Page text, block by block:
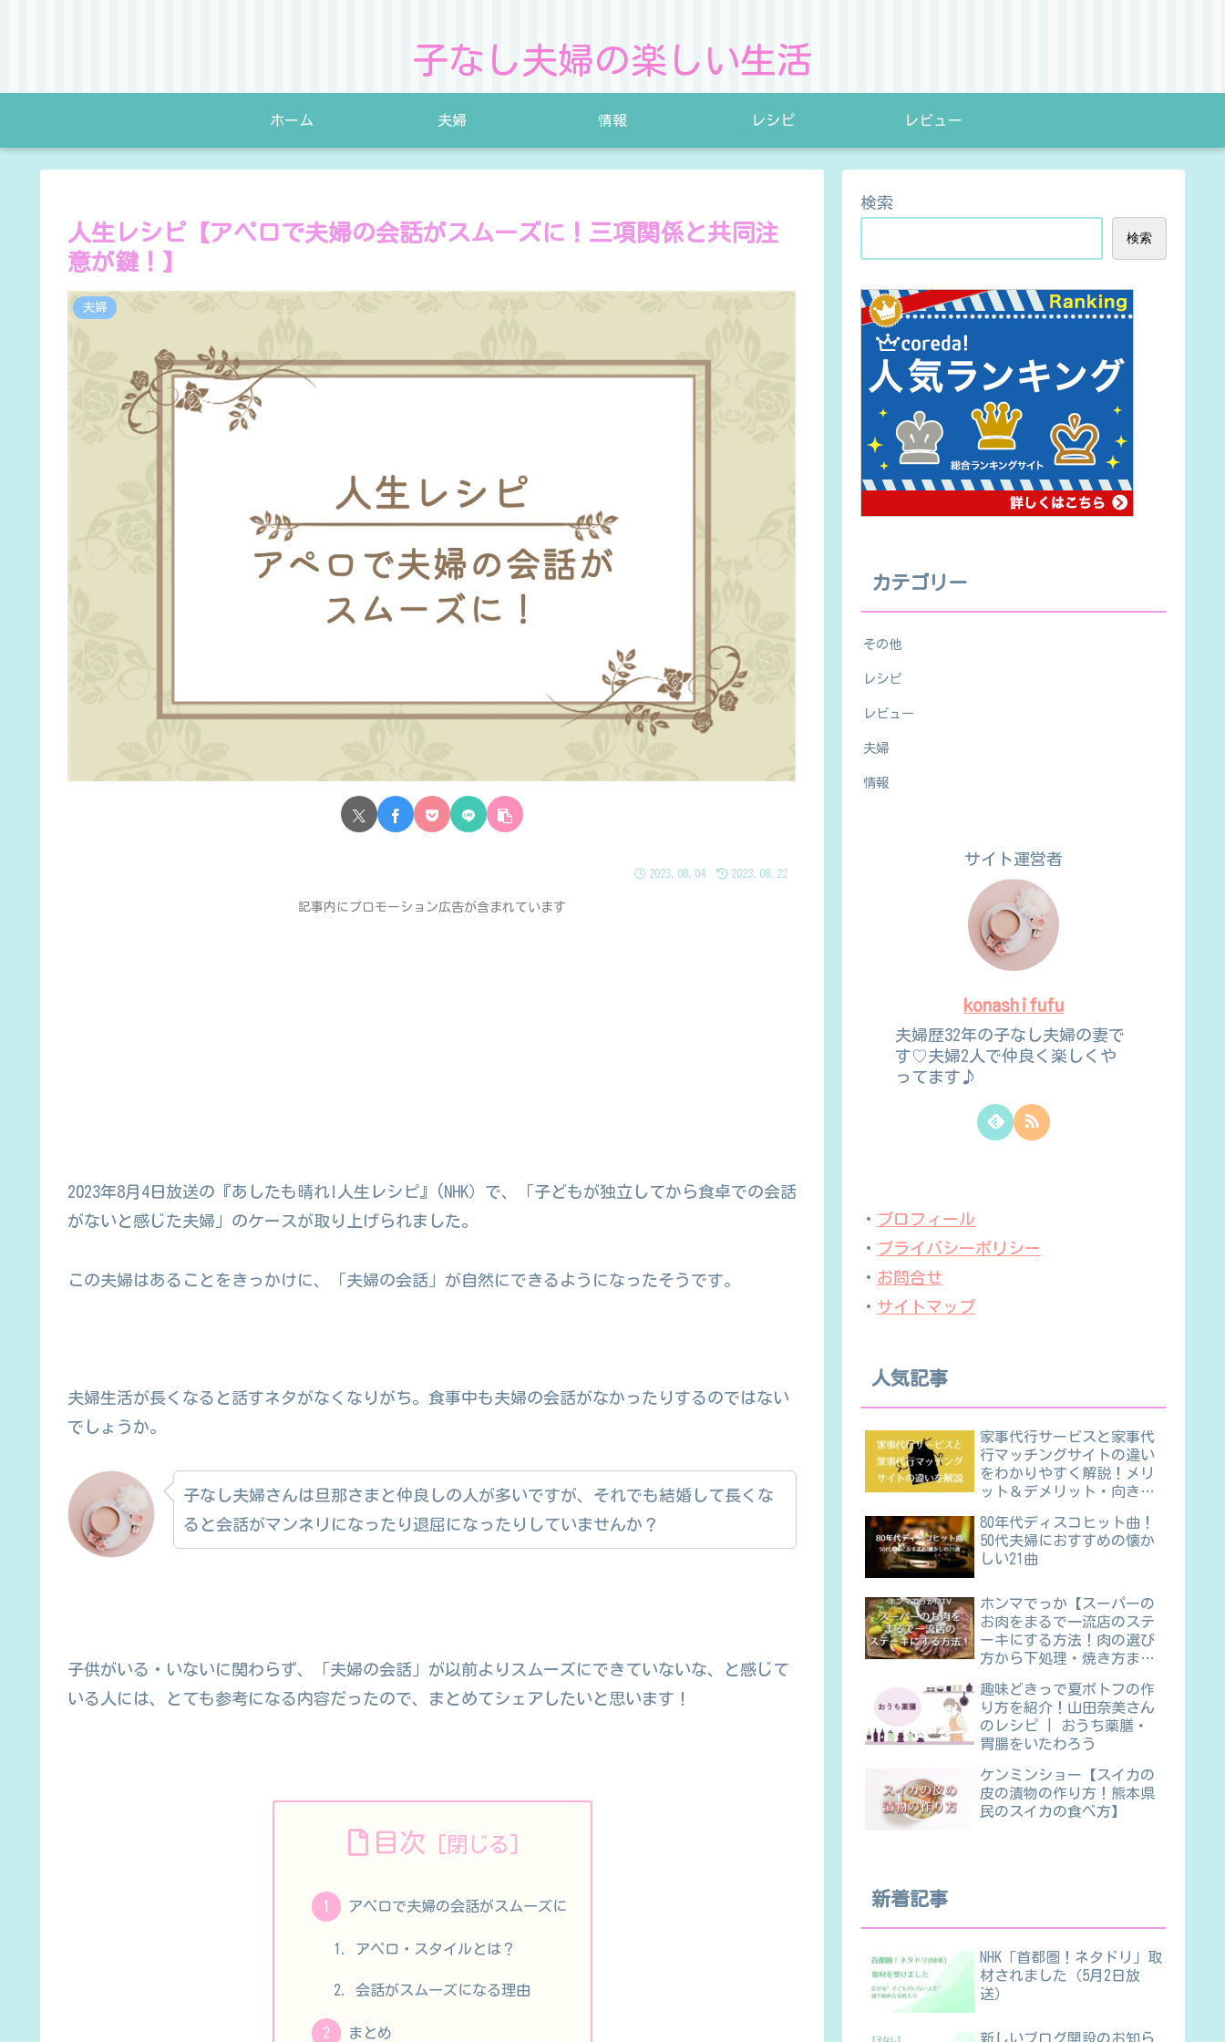
子なし夫婦の楽しい生活
ホーム 夫婦 情報 レシピ レビュー
人生レシピ【アペロで夫婦の会話がスムーズに！三項関係と共同注
意が鍵！】
夫婦
2023.08.04 2023.08.22
記事内にプロモーション広告が含まれています
2023年8月4日放送の『あしたも晴れ!人生レシピ』(NHK）で、「子どもが独立してから食卓での会話
がないと感じた夫婦」のケースが取り上げられました。
この夫婦はあることをきっかけに、「夫婦の会話」が自然にできるようになったそうです。
夫婦生活が長くなると話すネタがなくなりがち。食事中も夫婦の会話がなかったりするのではない
でしょうか。
子なし夫婦さんは旦那さまと仲良しの人が多いですが、それでも結婚して長くな
ると会話がマンネリになったり退屈になったりしていませんか？
子供がいる・いないに関わらず、「夫婦の会話」が以前よりスムーズにできていないな、と感じて
いる人には、とても参考になる内容だったので、まとめてシェアしたいと思います！
目次
アペロで夫婦の会話がスムーズに
アペロ・スタイルとは？
会話がスムーズになる理由
まとめ
検索
検索
カテゴリー
その他
レシピ
レビュー
夫婦
情報
サイト運営者
konashifufu
夫婦歴32年の子なし夫婦の妻で
す♡夫婦2人で仲良く楽しくや
ってます♪
・ プロフィール
・ プライバシーポリシー
・ お問合せ
・ サイトマップ
人気記事
家事代行サービスと家事代
行マッチングサイトの違い
をわかりやすく解説！メリ
ット＆デメリット・向き不
80年代ディスコヒット曲！
50代夫婦におすすめの懐か
しい21曲
ホンマでっか【スーパーの
お肉をまるで一流店のステ
ーキにする方法！肉の選び
方から下処理・焼き方ま
趣味どきっで夏ポトフの作
り方を紹介！山田奈美さん
のレシピ | おうち薬膳・
胃腸をいたわろう
ケンミンショー【スイカの
皮の漬物の作り方！熊本県
民のスイカの食べ方】
新着記事
NHK「首都圏！ネタドリ」取
材されました（5月2日放
送）
新しいブログ開設のお知ら